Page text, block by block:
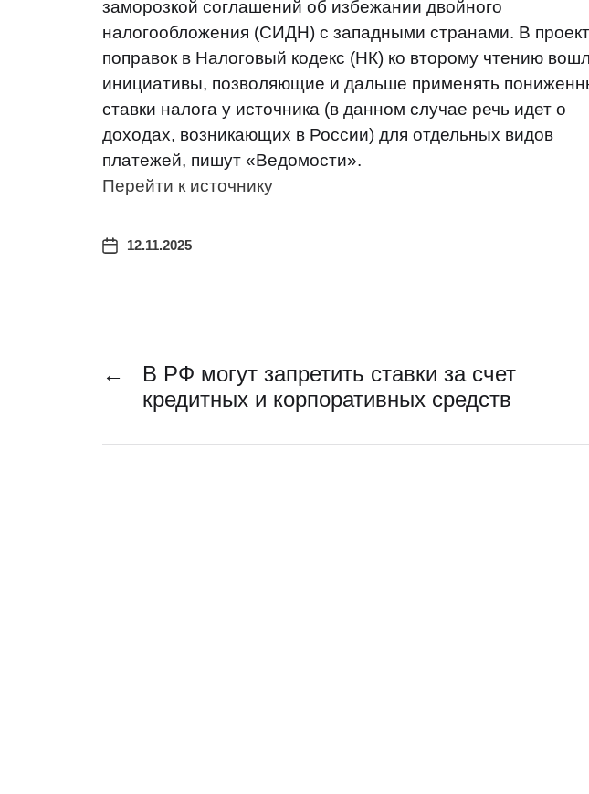
заморозкой соглашений об избежании двойного
налогообложения (СИДН) с западными странами. В проект
поправок в Налоговый кодекс (НК) ко второму чтению
инициативы, позволяющие и дальше применять
ставки налога у источника (в данном случае речь идет о
доходах, возникающих в России) для отдельных видов
платежей, пишут «Ведомости».
Перейти к источнику
12.11.2025
←
В РФ могут запретить ставки за счет
кредитных и корпоративных средств